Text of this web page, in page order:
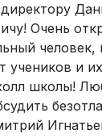
директору
Очень
человек,
учеников и
школы!